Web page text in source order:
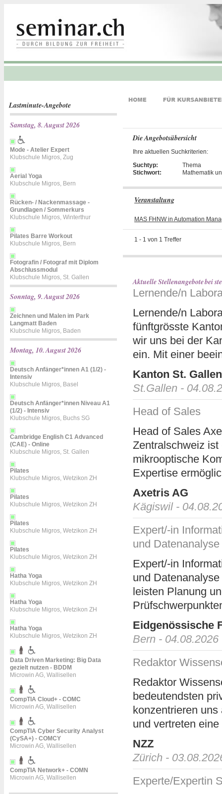
Lastminute-Angebote
Samstag, 8. August 2026
Mode - Atelier Expert
Klubschule Migros, Zug
Aerial Yoga
Klubschule Migros, Bern
Rücken- / Nackenmassage -
Grundlagen / Sommerkurs
Klubschule Migros, Winterthur
Pilates Barre Workout
Klubschule Migros, Bern
Fotografin / Fotograf mit Diplom
Abschlussmodul
Klubschule Migros, St. Gallen
Sonntag, 9. August 2026
Zeichnen und Malen im Park
Langmatt Baden
Klubschule Migros, Baden
Montag, 10. August 2026
Deutsch Anfänger*innen A1 (1/2) -
Intensiv
Klubschule Migros, Basel
Deutsch Anfänger*innen Niveau A1
(1/2) - Intensiv
Klubschule Migros, Buchs SG
Cambridge English C1 Advanced
(CAE) - Online
Klubschule Migros, St. Gallen
Pilates
Klubschule Migros, Wetzikon ZH
Pilates
Klubschule Migros, Wetzikon ZH
Pilates
Klubschule Migros, Wetzikon ZH
Pilates
Klubschule Migros, Wetzikon ZH
Hatha Yoga
Klubschule Migros, Wetzikon ZH
Hatha Yoga
Klubschule Migros, Wetzikon ZH
Hatha Yoga
Klubschule Migros, Wetzikon ZH
Data Driven Marketing: Big Data
gezielt nutzen - BDDM
Microwin AG, Wallisellen
CompTIA Cloud+ - COMC
Microwin AG, Wallisellen
CompTIA Cyber Security Analyst
(CySA+) - COMCY
Microwin AG, Wallisellen
CompTIA Network+ - COMN
Microwin AG, Wallisellen
Die Angebotsübersicht
Ihre aktuellen Suchkriterien:
Suchtyp:
Thema
Stichwort:
Mathematik
Veranstaltung
MAS FHNW in Automation
1 - 1 von 1 Treffer
Aktuelle Stellenangebote bei
Lernende/n
Lernende/n
fünftgrösste
wir uns bei der
ein. Mit einer
Kanton St. Gallen
St.Gallen -
Head of Sales
Head of Sales
Zentralschweiz
mikrooptische
Expertise
Axetris AG
Kägiswil -
Expert/-in
und Datenanalyse
Expert/-in
und
leisten Planung
Eidgenössische
Bern - 04.08.2026
Redaktor
Redaktor
bedeutendsten
konzentrieren
und vertreten
NZZ
Zürich -
Experte/Expertin